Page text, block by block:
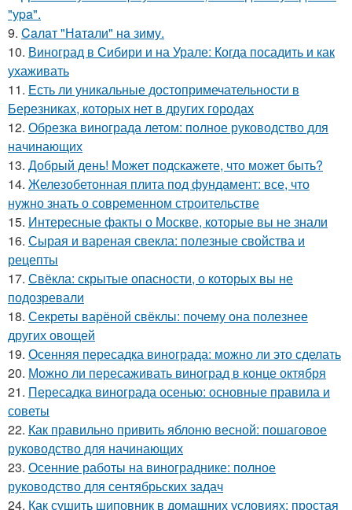
"уpa".
9. Caлaт "Нaтaли" нa зиму.
10. Виноград в Сибири и на Урале: Когда посадить и как
ухаживать
11. Есть ли уникальные достопримечательности в
Березниках, которых нет в других городах
12. Обрезка винограда летом: полное руководство для
начинающих
13. Добрый день! Может подскажете, что может быть?
14. Железобетонная плита под фундамент: все, что
нужно знать о современном строительстве
15. Интересные факты о Москве, которые вы не знали
16. Сырая и вареная свекла: полезные свойства и
рецепты
17. Свёкла: скрытые опасности, о которых вы не
подозревали
18. Секреты варёной свёклы: почему она полезнее
других овощей
19. Осенняя пересадка винограда: можно ли это сделать
20. Можно ли пересаживать виноград в конце октября
21. Пересадка винограда осенью: основные правила и
советы
22. Как правильно привить яблоню весной: пошаговое
руководство для начинающих
23. Осенние работы на винограднике: полное
руководство для сентябрьских задач
24. Как сушить шиповник в домашних условиях: простая